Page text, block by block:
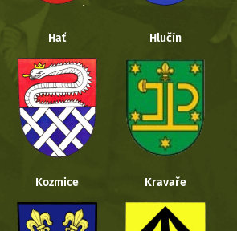
Hať Hlučín
Kozmice Kravaře